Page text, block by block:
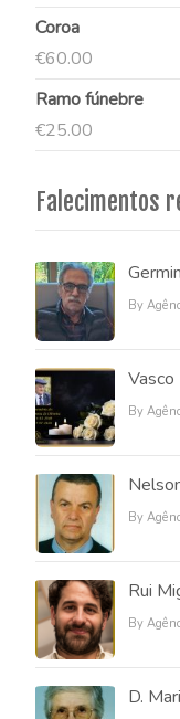
Coroa
€60.00
Ramo fúnebre
€25.00
Falecimentos
By
Vasco
By
By
Rui
By
D.